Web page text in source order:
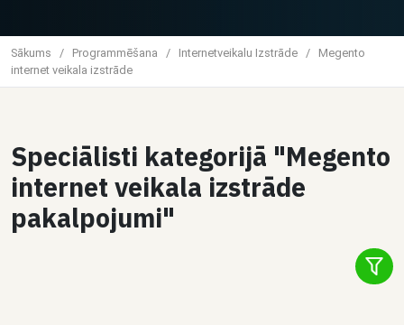
Sākums / Programmēšana / Internetveikalu Izstrāde /
Megento
internet veikala izstrāde
Speciālisti kategorijā "Megento
internet veikala izstrāde
pakalpojumi"
2